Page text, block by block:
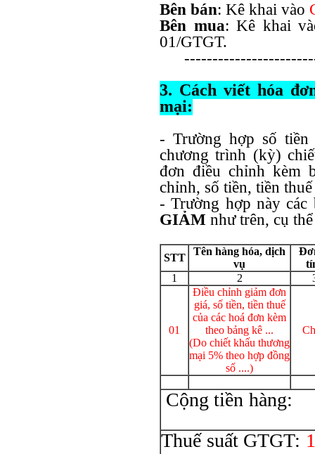
Bên bán: Kê khai vào
Bên mua: Kê khai
01/GTGT.
3. Cách viết hóa
mại:
- Trường hợp số
chương trình (kỳ)
đơn điều chỉnh kèm
chỉnh, số tiền, tiền
- Trường hợp này
GIẢM như trên, cụ
STT
Tên hàng hóa, dịch
vụ
1
2
01
Điều chỉnh giảm đơn
giá, số tiền, tiền thuế
của các hoá đơn kèm
theo bảng kê ...
(Do chiết khấu thương
mại 5% theo hợp đồng
số ....)
Cộng
Thuế suất GTGT: